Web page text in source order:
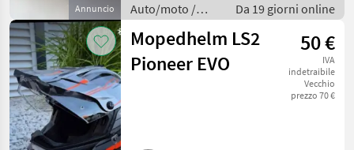
Annuncio
Auto/moto /
Motociclette
Da 19 giorni online
Mopedhelm LS2
Pioneer EVO
50 €
IVA
indetraibile
Vecchio
prezzo 70 €